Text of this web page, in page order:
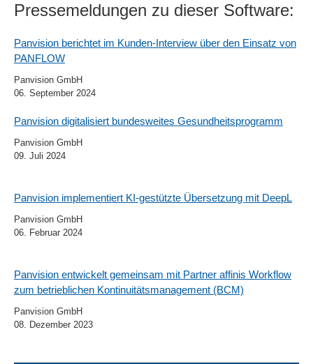
Pressemeldungen zu dieser Software:
Panvision berichtet im Kunden-Interview über den Einsatz von
PANFLOW
Panvision GmbH
06. September 2024
Panvision digitalisiert bundesweites Gesundheitsprogramm
Panvision GmbH
09. Juli 2024
Panvision implementiert KI-gestützte Übersetzung mit DeepL
Panvision GmbH
06. Februar 2024
Panvision entwickelt gemeinsam mit Partner affinis Workflow
zum betrieblichen Kontinuitätsmanagement (BCM)
Panvision GmbH
08. Dezember 2023